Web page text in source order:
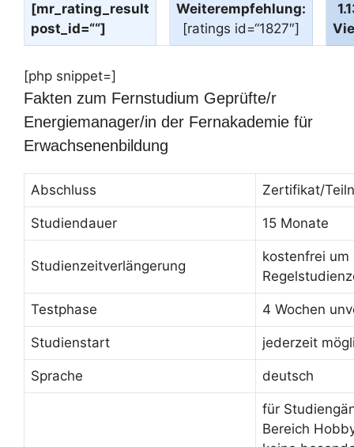
[mr_rating_result
post_id=““]
Weiterempfehlung:
[ratings id=“1827″]
[php snippet=]
Fakten zum Fernstudium Geprüfte/r
Energiemanager/in der Fernakademie für
Erwachsenenbildung
Abschluss Zertifikat/
Studiendauer 15 Monate
Studienzeitverlängerung
kostenfrei um
Testphase 4 Wochen
Studienstart jederzeit
Sprache deutsch
für
Bereich